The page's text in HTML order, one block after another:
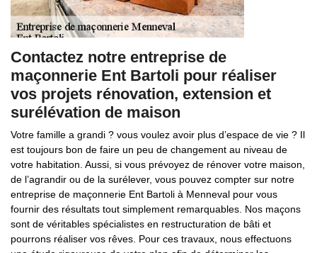
Contactez notre entreprise de
maçonnerie Ent Bartoli pour réaliser
vos projets rénovation, extension et
surélévation de maison
Votre famille a grandi ? vous voulez avoir plus d’espace de vie ? Il
est toujours bon de faire un peu de changement au niveau de
votre habitation. Aussi, si vous prévoyez de rénover votre maison,
de l’agrandir ou de la surélever, vous pouvez compter sur notre
entreprise de maçonnerie Ent Bartoli à Menneval pour vous
fournir des résultats tout simplement remarquables. Nos maçons
sont de véritables spécialistes en restructuration de bâti et
pourrons réaliser vos rêves. Pour ces travaux, nous effectuons